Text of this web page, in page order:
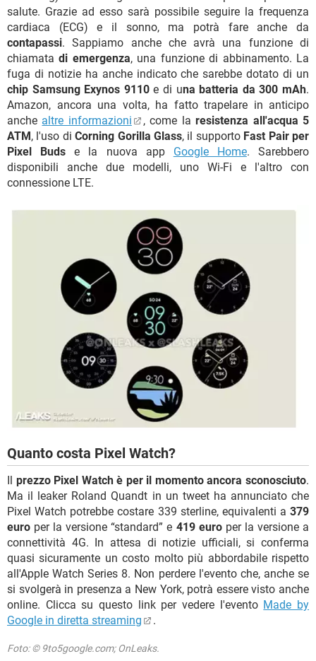
salute. Grazie ad esso sarà possibile seguire la frequenza
cardiaca (ECG) e il sonno, ma potrà fare anche da
contapassi. Sappiamo anche che avrà una funzione di
chiamatadi emergenza, una funzione di abbinamento. La
fuga di notizie ha anche indicato che sarebbe dotato di un
chip Samsung Exynos 9110e di una batteria da 300 mAh.
Amazon, ancora una volta, ha fatto trapelare in anticipo
anche altre informazioni , come laresistenza all'acqua 5
ATM, l'uso diCorning Gorilla Glass, il supporto Fast Pair per
Pixel Buds e la nuova app Google Home. Sarebbero
disponibili anche due modelli, uno Wi-Fi e l'altro con
connessione LTE.
Quanto costa Pixel Watch?
Il prezzo Pixel Watch è per il momento ancora sconosciuto.
Ma il leaker Roland Quandt in un tweet ha annunciato che
Pixel Watch potrebbe costare 339 sterline, equivalenti a 379
euro per la versione “standard” e 419 europer la versione a
connettività 4G. In attesa di notizie ufficiali, si conferma
quasi sicuramente un costo molto più abbordabile rispetto
all'Apple Watch Series 8. Non perdere l'evento che, anche se
si svolgerà in presenza a New York, potrà essere visto anche
online. Clicca su questo link per vedere l'evento Made by
Google in diretta streaming
.
Foto: © 9to5google.com; OnLeaks.